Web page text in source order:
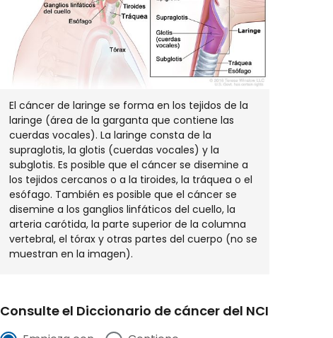
El cáncer de laringe se forma en los tejidos de la
laringe (área de la garganta que contiene las
cuerdas vocales). La laringe consta de la
supraglotis, la glotis (cuerdas vocales) y la
subglotis. Es posible que el cáncer se disemine a
los tejidos cercanos o a la tiroides, la tráquea o el
esófago. También es posible que el cáncer se
disemine a los ganglios linfáticos del cuello, la
arteria carótida, la parte superior de la columna
vertebral, el tórax y otras partes del cuerpo (no se
muestran en la imagen).
Consulte el Diccionario de cáncer del NCI